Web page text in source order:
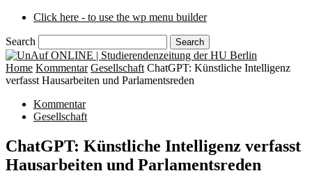
Click here - to use the wp menu builder
Search
Home Kommentar Gesellschaft ChatGPT: Künstliche Intelligenz
verfasst Hausarbeiten und Parlamentsreden
Kommentar
Gesellschaft
ChatGPT: Künstliche Intelligenz verfasst
Hausarbeiten und Parlamentsreden